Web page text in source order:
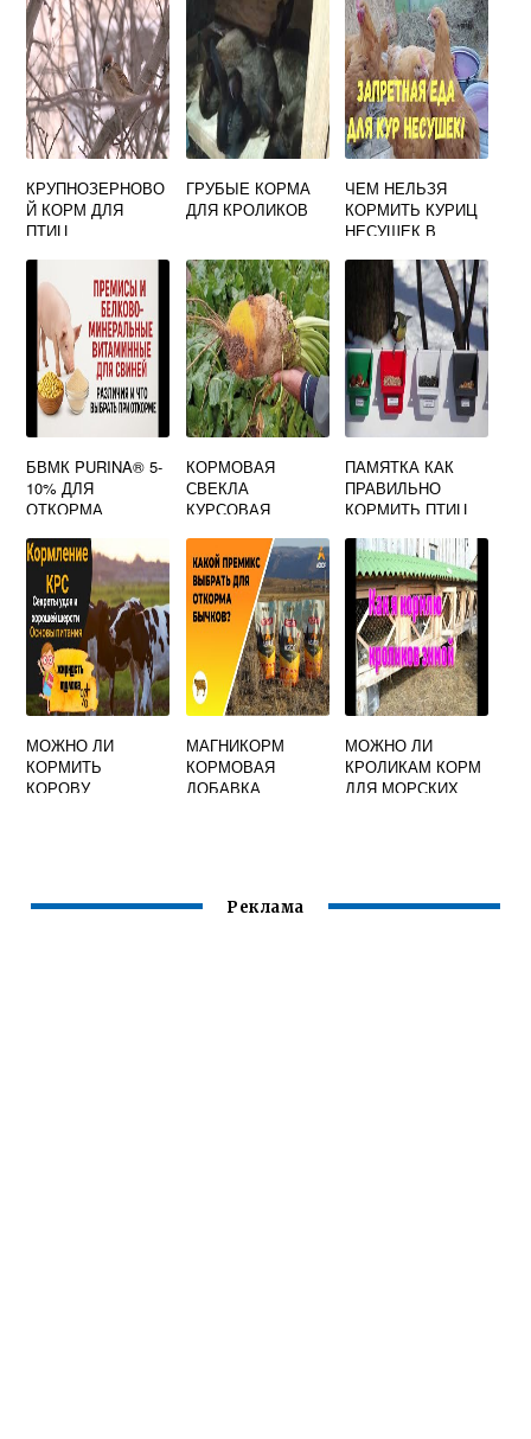
КРУПНОЗЕРНОВО
Й КОРМ ДЛЯ
ПТИЦ
ГРУБЫЕ КОРМА
ДЛЯ КРОЛИКОВ
ЧЕМ НЕЛЬЗЯ
КОРМИТЬ КУРИЦ
НЕСУШЕК В
УСЛОВИЯХ
БВМК PURINA® 5-
10% ДЛЯ
ОТКОРМА
И ТЕЛОЧЕК
КОРМОВАЯ
СВЕКЛА
КУРСОВАЯ
ПАМЯТКА КАК
ПРАВИЛЬНО
КОРМИТЬ ПТИЦ
МОЖНО ЛИ
КОРМИТЬ
КОРОВУ
МАГНИКОРМ
КОРМОВАЯ
ДОБАВКА
МОЖНО ЛИ
КРОЛИКАМ КОРМ
ДЛЯ МОРСКИХ
Реклама